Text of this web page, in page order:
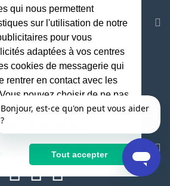
APPLICATIONS
LA COMMUNAUTE
qui nous permettent
sur l'utilisation de notre
pour vous
adaptées à vos centres
cookies de messagerie qui
rentrer en contact avec les
pouvez choisir de ne pas
non indispensables au
site.
Tout accepter